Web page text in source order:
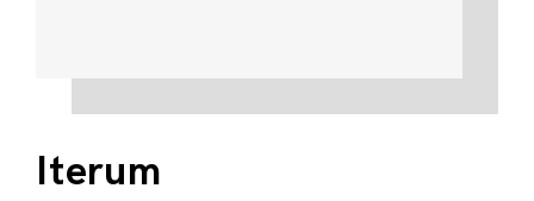
Iterum